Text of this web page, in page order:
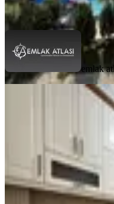
Ara
emlak
Seyhan,
2+1·100
20.000 ₺